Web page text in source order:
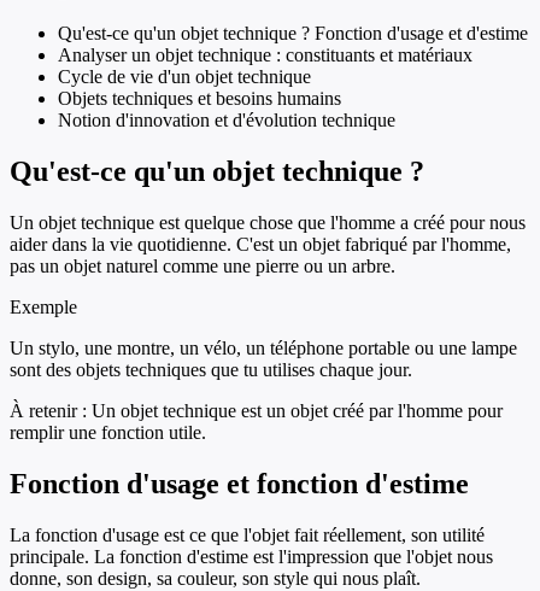
Qu'est-ce qu'un objet technique ? Fonction d'usage et d'estime
Analyser un objet technique : constituants et matériaux
Cycle de vie d'un objet technique
Objets techniques et besoins humains
Notion d'innovation et d'évolution technique
Qu'est-ce qu'un objet technique ?
Un objet technique est quelque chose que l'homme a créé pour nous
aider dans la vie quotidienne. C'est un objet fabriqué par l'homme,
pas un objet naturel comme une pierre ou un arbre.
Exemple
Un stylo, une montre, un vélo, un téléphone portable ou une lampe
sont des objets techniques que tu utilises chaque jour.
À retenir : Un objet technique est un objet créé par l'homme pour
remplir une fonction utile.
Fonction d'usage et fonction d'estime
La fonction d'usage est ce que l'objet fait réellement, son utilité
principale. La fonction d'estime est l'impression que l'objet nous
donne, son design, sa couleur, son style qui nous plaît.